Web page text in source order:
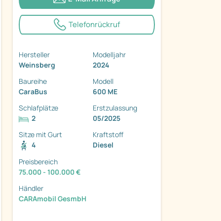
Telefonrückruf
Hersteller
Weinsberg
Modelljahr
2024
Baureihe
CaraBus
Modell
600 ME
Schlafplätze
2
Erstzulassung
05/2025
Sitze mit Gurt
4
Kraftstoff
Diesel
Preisbereich
75.000 - 100.000 €
Händler
CARAmobil GesmbH